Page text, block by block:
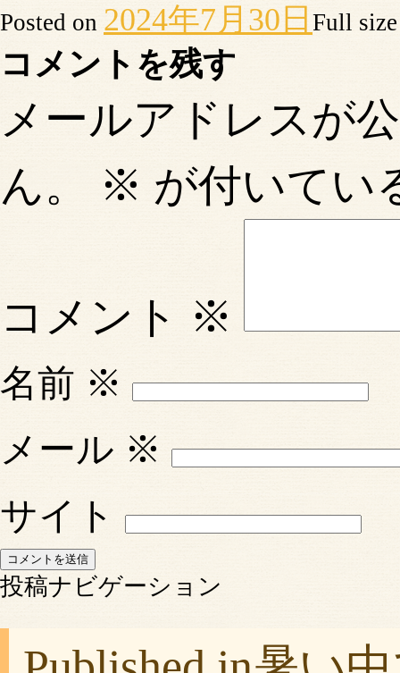
Posted on 2024年7月30日 Full
コメントを残す
メールアドレスが
ん。
※ が付いてい
コメント ※
名前 ※
メール ※
サイト
投稿ナビゲーション